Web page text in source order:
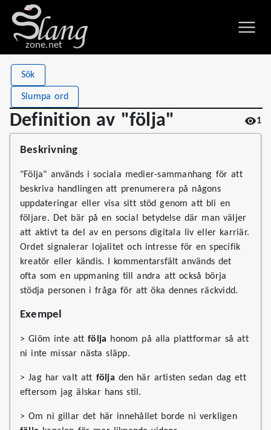
zone.net
Sök
Slumpa ord
Definition av "följa" 1
Definition av "följa"
Stat
Views
Definitions 1
Beskrivning
"Följa" används i sociala medier-sammanhang för att
beskriva handlingen att prenumerera på någons
uppdateringar eller visa sitt stöd genom att bli en
följare. Det bär på en social betydelse där man väljer
att aktivt ta del av en persons digitala liv eller karriär.
Ordet signalerar lojalitet och intresse för en specifik
kreatör eller kändis. I kommentarsfält används det
ofta som en uppmaning till andra att också börja
stödja personen i fråga för att öka dennes räckvidd.
Exempel
> Glöm inte attfölja honom på alla plattformar så att
ni inte missar nästa släpp.
> Jag har valt att följa den här artisten sedan dag ett
eftersom jag älskar hans stil.
> Om ni gillar det här innehållet borde ni verkligen